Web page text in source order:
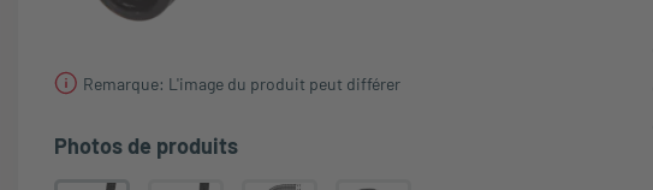
Remarque: L'image du produit peut différer
Photos de produits